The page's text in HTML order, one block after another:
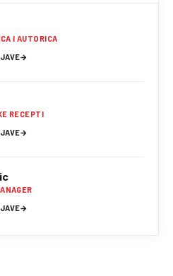
I AUTORICA
→
RECEPTI
→
→